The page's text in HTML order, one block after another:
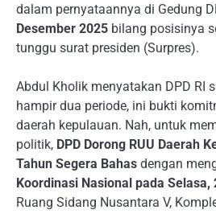
dalam pernyataannya di Gedung
Desember 2025 bilang posisinya
tunggu surat presiden (Surpres).
Abdul Kholik menyatakan DPD RI
hampir dua periode, ini bukti
daerah kepulauan. Nah, untuk
politik, DPD Dorong RUU Daerah
Tahun Segera Bahas dengan
Koordinasi Nasional pada Selasa,
Ruang Sidang Nusantara V,